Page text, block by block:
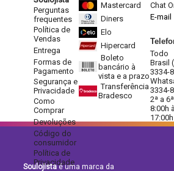
Perguntas
frequentes
Política de
Vendas
Entrega
Formas de
Pagamento
Segurança e
Privacidade
Como
Comprar
Devoluções
Código do
consumidor
Política de
Privacidade
Mastercard
Diners
Elo
Hipercard
Boleto
bancário à
vista e a prazo
Transferência
Bradesco
Chat
E-mail
Todo
Brasil
3334-
3334-
2ª a
8:00h
17:00h
Soulojistaé uma marca da